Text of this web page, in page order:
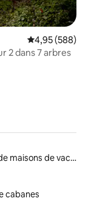
Évaluation
4,95 (588)
2 dans 7 arbres
Locations de maisons de vacances
cabanes